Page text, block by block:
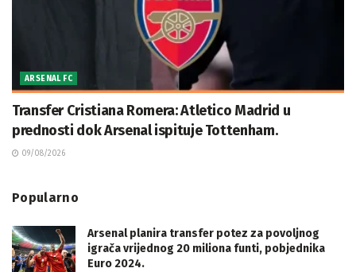
ARSENAL FC
Transfer Cristiana Romera: Atletico Madrid u
prednosti dok Arsenal ispituje Tottenham.
09/08/2026
Popularno
Arsenal planira transfer potez za povoljnog
igrača vrijednog 20 miliona funti, pobjednika
Euro 2024.